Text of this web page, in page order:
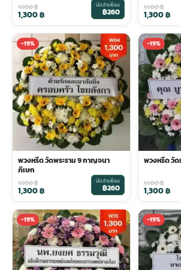
ดอกไม้งานศพ ส่งฟรี
ดอกไม้งานศพ ออนไลน์
พวงดอกไม้งานศพ
tpdecorate ปูพื้น
พวงหรีด ส่งด่วน วันนี้
1,600฿
1,300฿
มัดจำเพียง
฿260 1,600฿
1,300฿
-19%
พวงหรีด วัดพระราม 9 กาญจนา
ภิเษก
1,600฿
1,300฿
มัดจำเพียง
฿260
-19%
พวงหรีด วัด
1,600฿
1,300฿
-19% -19%